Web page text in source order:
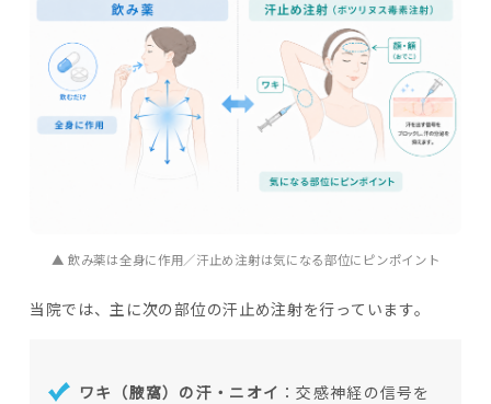
▲ 飲み薬は全身に作用／汗止め注射は気になる部位にピンポイント
当院では、主に次の部位の汗止め注射を行っています。
ワキ（腋窩）の汗・ニオイ ：交感神経の信号を